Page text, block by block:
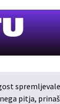
pitja,